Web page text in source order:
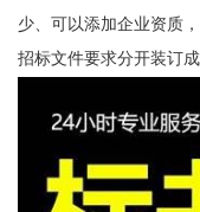
少、可以添加企业资质
招标文件要求分开装订